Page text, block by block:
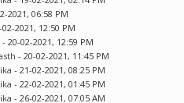
2021, 06:58 PM
2021, 12:50 PM
- 20-02-2021, 12:59 PM
- 20-02-2021, 11:45 PM
- 21-02-2021, 08:25 PM
- 22-02-2021, 01:45 PM
- 26-02-2021, 07:05 AM